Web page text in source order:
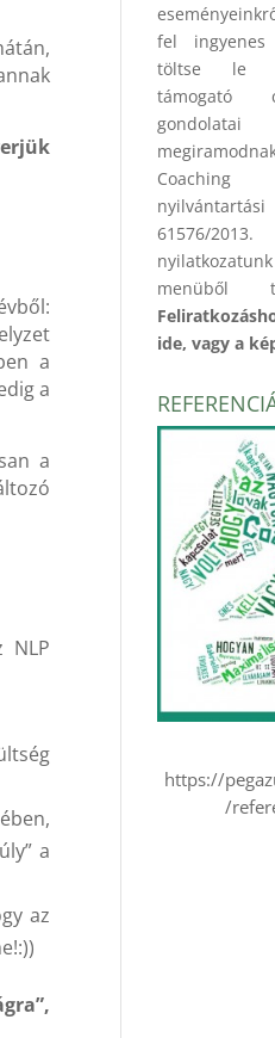
a
a
a
NLP
a
az
fel ingyenes
töltse le
támogató
Coaching
nyilvántartási
61576/
menüből
ide, vagy a
https://
/